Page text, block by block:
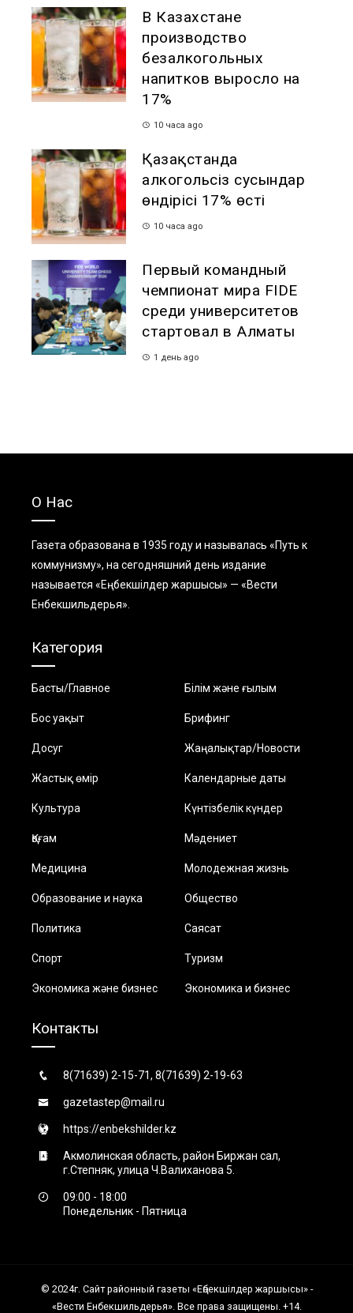
В Казахстане
производство
безалкогольных
напитков выросло на
17%
10 часа ago
Қазақстанда
алкогольсіз сусындар
өндірісі 17% өсті
10 часа ago
Первый командный
чемпионат мира FIDE
среди университетов
стартовал в Алматы
1 день ago
О Нас
Газета образована в 1935 году и называлась «Путь к
коммунизму», на сегодняшний день издание
называется «Еңбекшiлдер жаршысы» — «Вести
Енбекшильдерья».
Категория
Басты/Главное Білім және ғылым
Бос уақыт Брифинг
Досуг Жаңалықтар/Новости
Жастық өмір Календарные даты
Культура Күнтізбелік күндер
Қоғам Мәдениет
Медицина Молодежная жизнь
Образование и наука Общество
Политика Саясат
Спорт Туризм
Экономика және бизнес Экономика и бизнес
Контакты
8(71639) 2-15-71, 8(71639) 2-19-63
gazetastep@mail.ru
https://enbekshilder.kz
Акмолинская область, район Биржан сал,
г.Степняк, улица Ч.Валиханова 5.
09:00 - 18:00
Понедельник - Пятница
© 2024г. Сайт районный газеты «Еңбекшiлдер жаршысы» -
«Вести Енбекшильдерья». Все права защищены. +14.